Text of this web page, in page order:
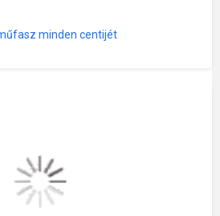
minden centijét